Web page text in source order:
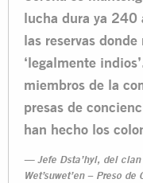
lucha dura ya 240
las reservas
‘legalmente
miembros de la
presas de
han hecho los
Jefe Dsta’hyl, del
Wet’suwet’en – Preso de